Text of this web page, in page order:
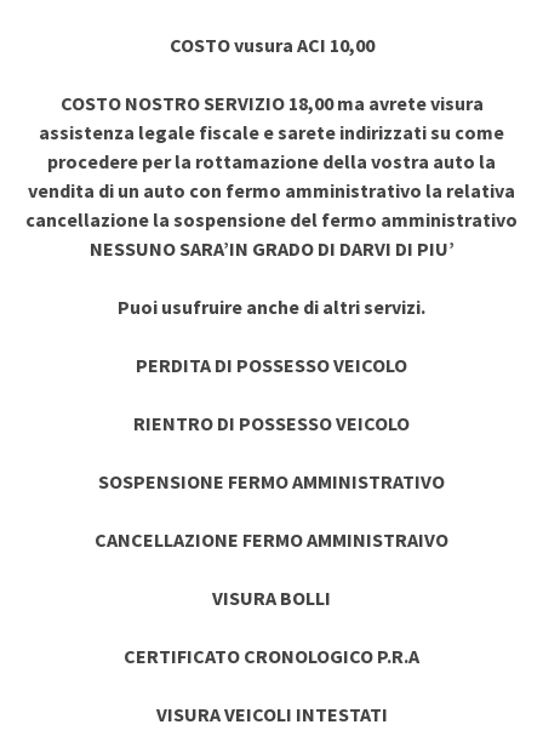
COSTO vusura ACI 10,00
COSTO NOSTRO SERVIZIO 18,00 ma avrete visura
assistenza legale fiscale e sarete indirizzati su come
procedere per la rottamazione della vostra auto la
vendita di un auto con fermo amministrativo la relativa
cancellazione la sospensione del fermo amministrativo
NESSUNO SARA’IN GRADO DI DARVI DI PIU’
Puoi usufruire anche di altri servizi.
PERDITA DI POSSESSO VEICOLO
RIENTRO DI POSSESSO VEICOLO
SOSPENSIONE FERMO AMMINISTRATIVO
CANCELLAZIONE FERMO AMMINISTRAIVO
VISURA BOLLI
CERTIFICATO CRONOLOGICO P.R.A
VISURA VEICOLI INTESTATI